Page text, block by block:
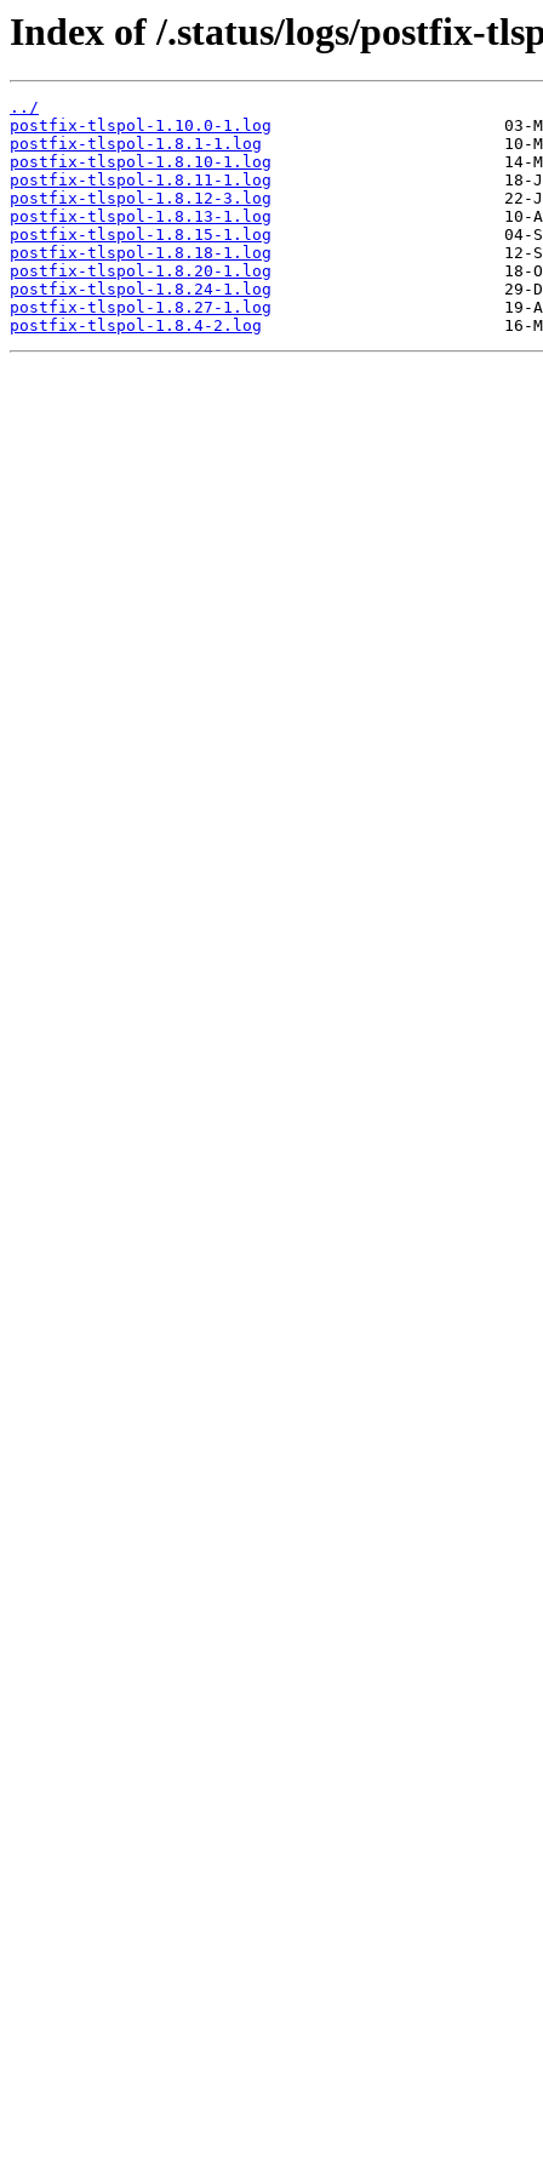
Index of /.status/logs/postfix-
../
postfix-tlspol-1.10.0-1.log
postfix-tlspol-1.8.1-1.log
postfix-tlspol-1.8.10-1.log
postfix-tlspol-1.8.11-1.log
postfix-tlspol-1.8.12-3.log
postfix-tlspol-1.8.13-1.log
postfix-tlspol-1.8.15-1.log
postfix-tlspol-1.8.18-1.log
postfix-tlspol-1.8.20-1.log
postfix-tlspol-1.8.24-1.log
postfix-tlspol-1.8.27-1.log
postfix-tlspol-1.8.4-2.log